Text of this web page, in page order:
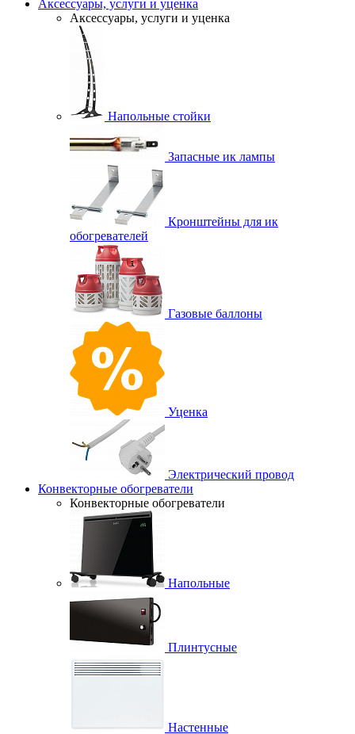
Аксессуары, услуги и уценка
Аксессуары, услуги и уценка
Напольные стойки
Запасные ик лампы
Кронштейны для ик
обогревателей
Газовые баллоны
Уценка
Электрический провод
Конвекторные обогреватели
Конвекторные обогреватели
Напольные
Плинтусные
Настенные